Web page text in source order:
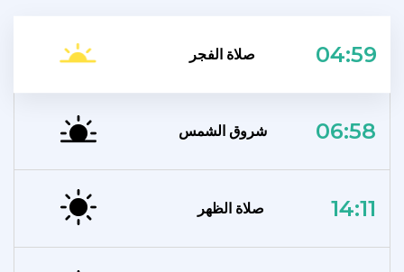
صلاة الفجر 04:59
شروق الشمس 06:58
صلاة الظهر 14:11